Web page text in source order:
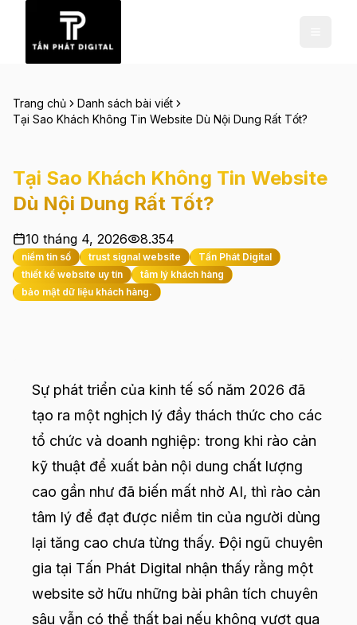
Trang chủ
Danh sách bài viết
Tại Sao Khách Không Tin Website Dù Nội Dung Rất Tốt?
Tại Sao Khách Không Tin Website
Dù Nội Dung Rất Tốt?
10 tháng 4, 2026 8.354
niềm tin số trust signal website
Tấn Phát Digital
thiết kế website uy tín
tâm lý khách hàng
bảo mật dữ liệu khách hàng.
Sự phát triển của kinh tế số năm 2026 đã
tạo ra một nghịch lý đầy thách thức cho các
tổ chức và doanh nghiệp: trong khi rào cản
kỹ thuật để xuất bản nội dung chất lượng
cao gần như đã biến mất nhờ AI, thì rào cản
tâm lý để đạt được niềm tin của người dùng
lại tăng cao chưa từng thấy. Đội ngũ chuyên
gia tại Tấn Phát Digital nhận thấy rằng một
website sở hữu những bài phân tích chuyên
sâu vẫn có thể thất bại nếu không vượt qua